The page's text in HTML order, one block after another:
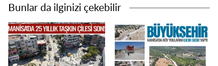
Bunlar da ilginizi çekebilir